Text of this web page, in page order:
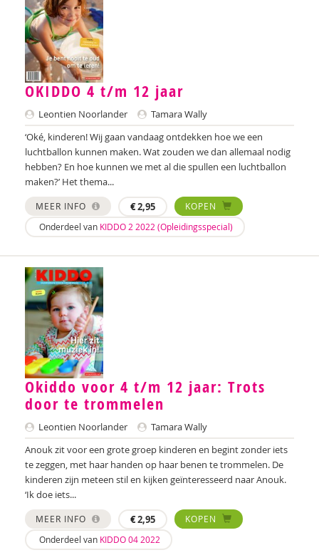
Ina Bakker
Pieter Paul Bakker
Marielle Balledux
Miriam Barendregt
Ana del Barrio Saiz
Rina Bartels
Zeina Bassa
Daniëlla Bastin
Henriet Bathoorn
Rebecca Beck
Anke van Beckhoven
Celeste Bekkering
Joop Berding
Kim van den Berg
Maria Hetty van den Berg
Nicolette van den Berg
Remco van den Berg
Tonny van den Berg
Willeke van den Berg-Meijerhoven
OKIDDO 4 t/m 12 jaar
Leontien Noorlander
Tamara Wally
‘Oké, kinderen! Wij gaan vandaag ontdekken hoe we een
luchtballon kunnen maken. Wat zouden we dan allemaal nodig
hebben? En hoe kunnen we met al die spullen een luchtballon
maken?’ Het thema...
MEER INFO €2,95
KOPEN
Onderdeel van KIDDO 2 2022 (Opleidingsspecial)
Okiddo voor 4 t/m 12 jaar: Trots
door te trommelen
Leontien Noorlander
Tamara Wally
Anouk zit voor een grote groep kinderen en begint zonder iets
te zeggen, met haar handen op haar benen te trommelen. De
kinderen zijn meteen stil en kijken geïnteresseerd naar Anouk.
‘Ik doe iets...
MEER INFO €2,95
KOPEN
Onderdeel van KIDDO 04 2022